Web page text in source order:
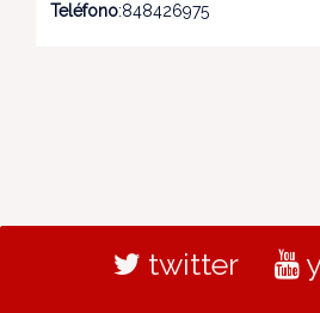
Teléfono:848426975
twitter